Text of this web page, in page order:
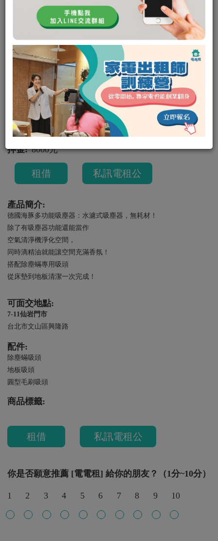
德國海豚空氣清淨吸塵器
其他 其他型號
吸塵器 可出租
JUDY媽咪 33 0
租金: 平日 500 （週二租週五還，共可使用四天）/
週末 700（週六租隔週一還，共可使用三天）
押金: 8000元
租借 私訊電租公
產品簡介:
德國海豚多功能吸塵器：水濾式吸塵器，無耗材！
除了有吸塵器功能還能當作
空氣清淨機淨化空間，
同時滴精油就能讓空間充滿香氛！
搭配除塵蟎專用吸頭
從床墊到地板清潔一次完成！
可面交地點:
7-11仙岩門市
台北市文山區興隆路
配件:
除塵蟎吸頭
地板吸頭
圓型毛刷吸頭
商品標籤:
租借 私訊電租公
你是否願意推薦 [電電租] 給你的朋友？（1分~10分）
1 2 3 4 5 6 7 8 9 10